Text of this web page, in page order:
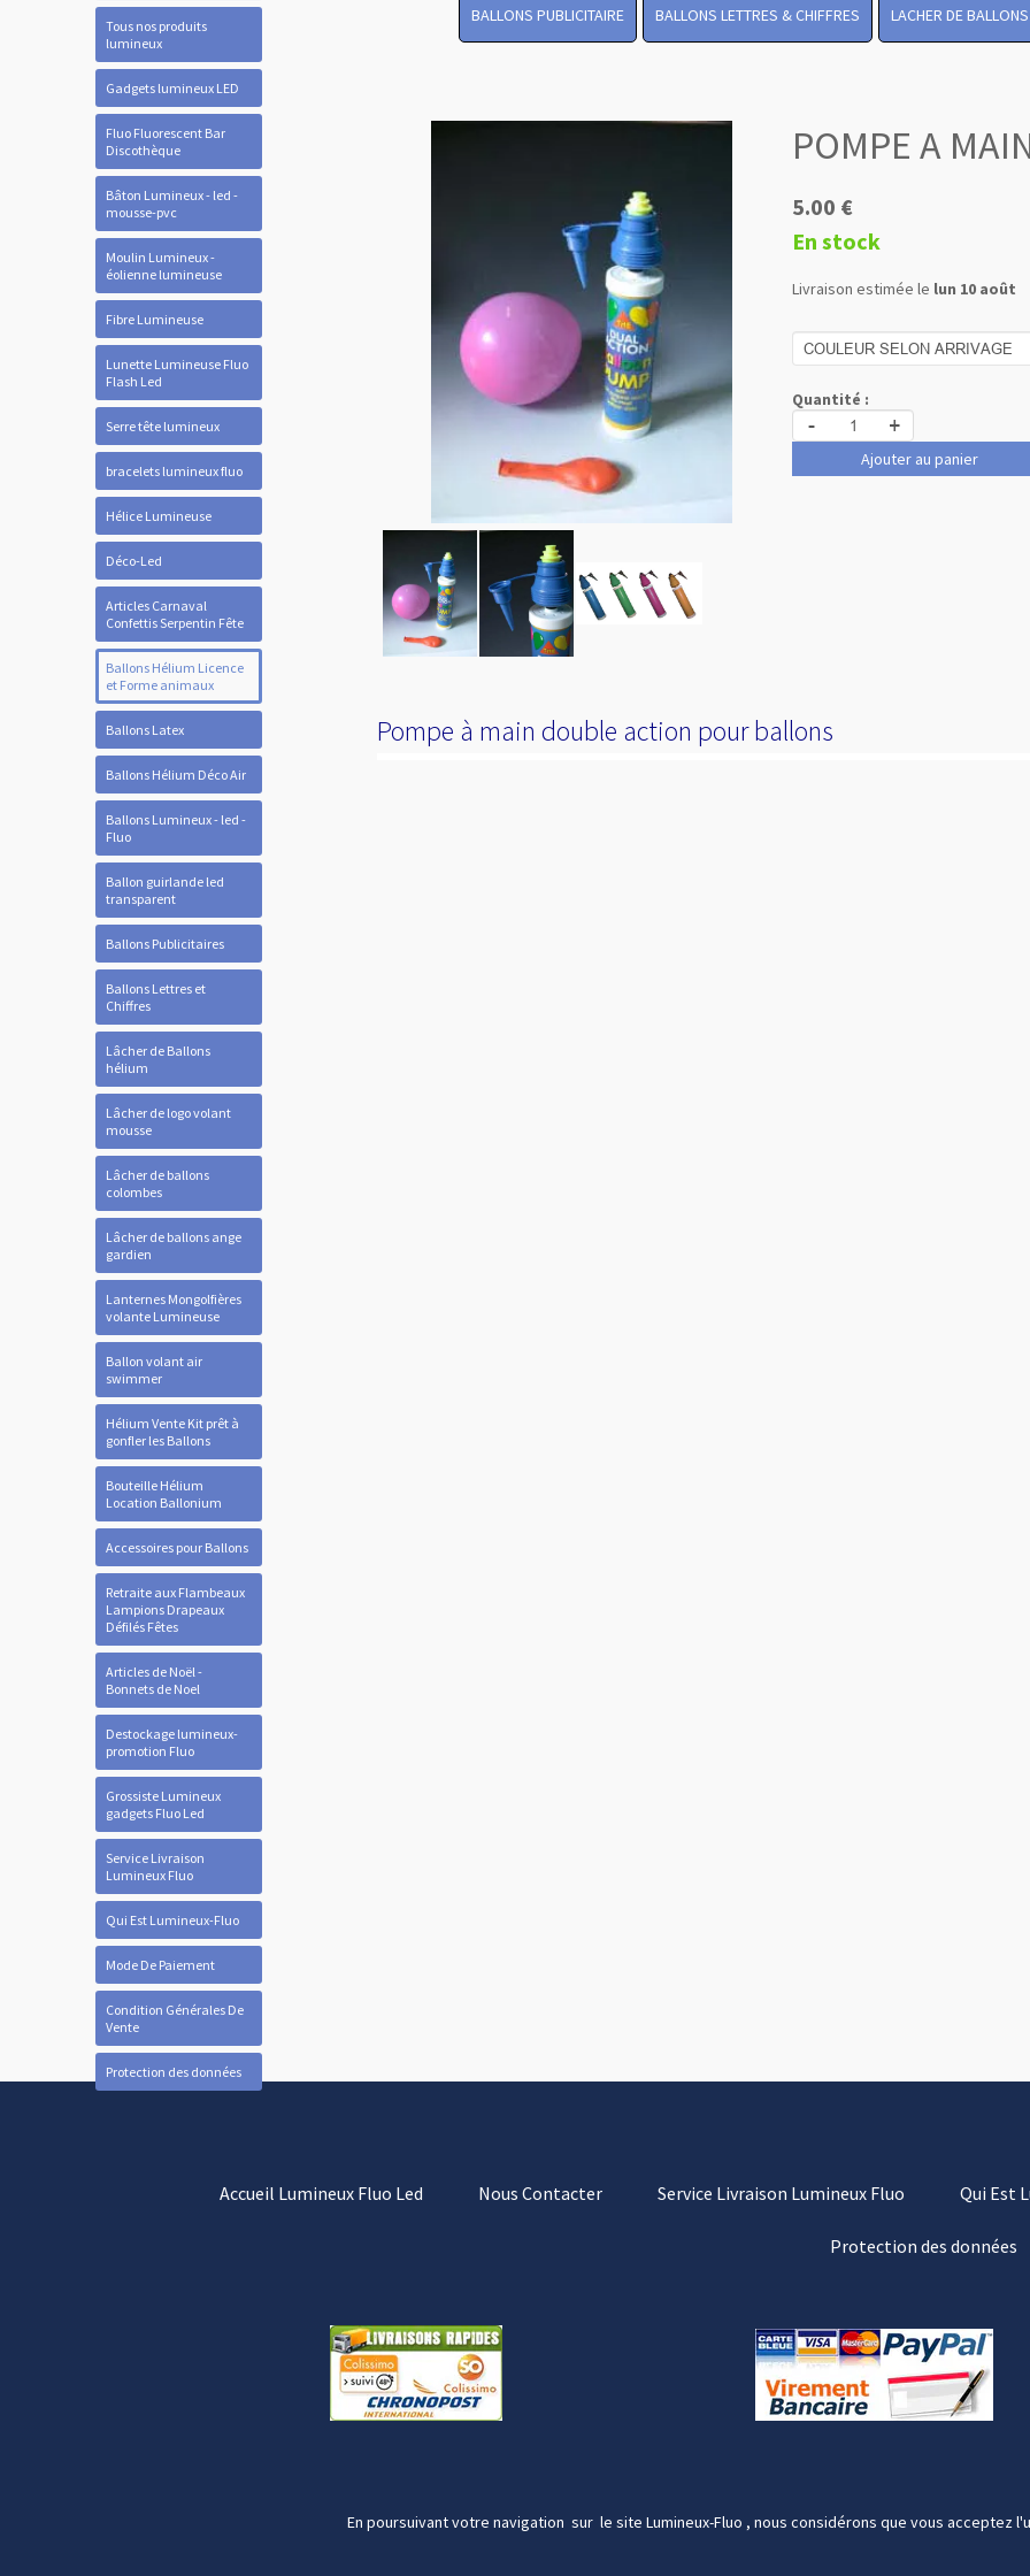
Tous nos produits
lumineux
Gadgets lumineux LED
Fluo Fluorescent Bar
Discothèque
Bâton Lumineux - led -
mousse-pvc
Moulin Lumineux -
éolienne lumineuse
Fibre Lumineuse
Lunette Lumineuse Fluo
Flash Led
Serre tête lumineux
bracelets lumineux fluo
Hélice Lumineuse
Déco-Led
Articles Carnaval
Confettis Serpentin Fête
Ballons Hélium Licence
et Forme animaux
Ballons Latex
Ballons Hélium Déco Air
Ballons Lumineux - led -
Fluo
Ballon guirlande led
transparent
Ballons Publicitaires
Ballons Lettres et
Chiffres
Lâcher de Ballons
hélium
Lâcher de logo volant
mousse
Lâcher de ballons
colombes
Lâcher de ballons ange
gardien
Lanternes Mongolfières
volante Lumineuse
Ballon volant air
swimmer
Hélium Vente Kit prêt à
gonfler les Ballons
Bouteille Hélium
Location Ballonium
Accessoires pour Ballons
Retraite aux Flambeaux
Lampions Drapeaux
Défilés Fêtes
Articles de Noël -
Bonnets de Noel
Destockage lumineux-
promotion Fluo
Grossiste Lumineux
gadgets Fluo Led
Service Livraison
Lumineux Fluo
Qui Est Lumineux-Fluo
Mode De Paiement
Condition Générales De
Vente
Protection des données
Accueil Lumineux Fluo Led Nous Contacter Service Livraison Lumineux Fluo Qui Est
Protection des données
En poursuivant votre navigation sur le site Lumineux-Fluo , nous considérons que vous acceptez
BALLONS PUBLICITAIRE BALLONS LETTRES & CHIFFRES LACHER DE BALLONS
POMPE A
5.00 €
En stock
Livraison estimée le lun 10 août
Quantité :
- +
Ajouter au panier
Pompe à main double action pour ballons